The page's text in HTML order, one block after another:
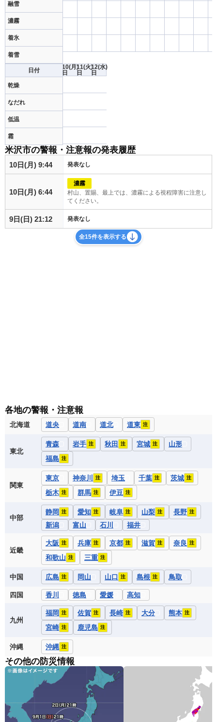
融雪
濃霧
着氷
着雪
日付
乾燥
なだれ
低温
霜
10
日
(月)11
日
(火)12
日
(水)
米沢市の警報・注意報の発表履歴
10日(月) 9:44 発表なし
10日(月) 6:44
濃霧
村山、置賜、最上では、濃霧による視程障害に注意し
てください。
9日(日) 21:12 発表なし
全15件を表示する
各地の警報・注意報
北海道 道央 道南 道北 道東 注
東北
青森 岩手 注 秋田 注 宮城 注
山形
福島 注
関東
東京 神奈川 注 埼玉 千葉 注 茨城 注
栃木 注 群馬 注 伊豆 注
中部
静岡 注 愛知 注 岐阜 注 山梨 注 長野 注
新潟 富山 石川 福井
近畿
大阪 注 兵庫 注 京都 注 滋賀 注 奈良 注
和歌山 注 三重 注
中国 広島 注 岡山 山口 注 島根 注 鳥取
四国 香川 徳島 愛媛 高知
九州
福岡 注 佐賀 注 長崎 注 大分 熊本 注
宮崎 注 鹿児島 注
沖縄 沖縄 注
その他の防災情報